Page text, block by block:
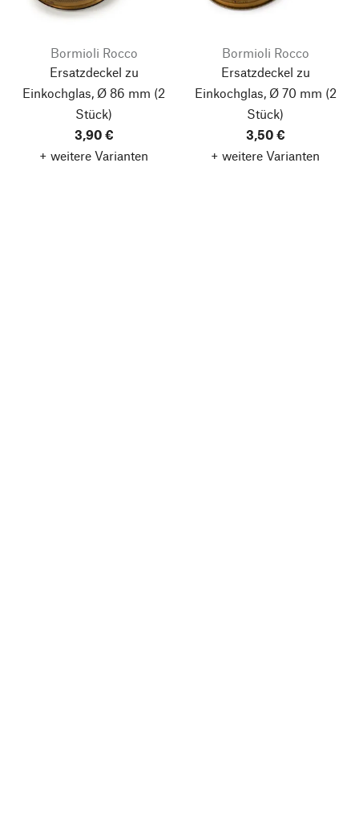
Bormioli Rocco
Ersatzdeckel zu
Einkochglas, Ø 86 mm (2
Stück)
3,90 €
+ weitere Varianten
Bormioli Rocco
Ersatzdeckel zu
Einkochglas, Ø 70 mm (2
Stück)
3,50 €
+ weitere Varianten